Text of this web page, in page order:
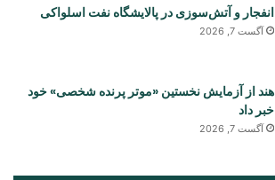
انفجار و آتش‌سوزی در پالایشگاه نفت اسلواکی
آگست 7, 2026
هند از آزمایش نخستین «موتر پرنده شخصی» خود
خبر داد
آگست 7, 2026